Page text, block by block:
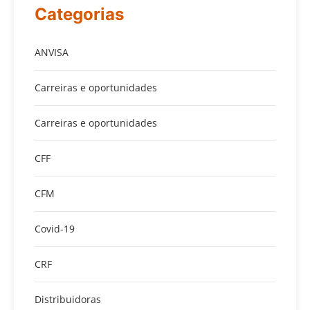
Categorias
ANVISA
Carreiras e oportunidades
Carreiras e oportunidades
CFF
CFM
Covid-19
CRF
Distribuidoras